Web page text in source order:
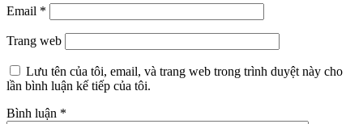
Email *
Trang web
Lưu tên của tôi, email, và trang web trong trình duyệt này cho
lần bình luận kế tiếp của tôi.
Bình luận *